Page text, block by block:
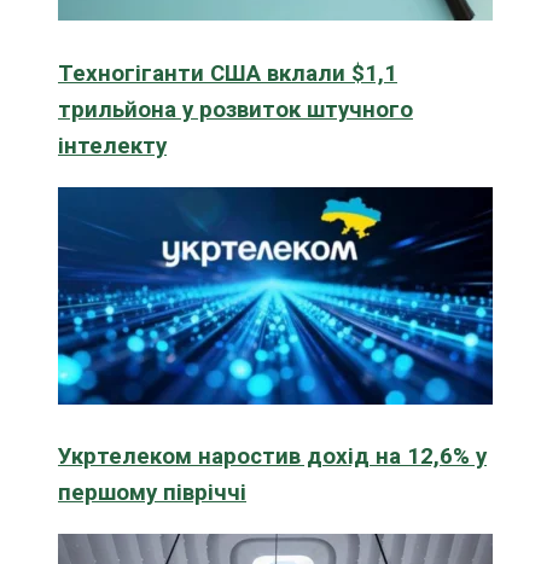
Техногіганти США вклали $1,1
трильйона у розвиток штучного
інтелекту
Укртелеком наростив дохід на 12,6% у
першому півріччі